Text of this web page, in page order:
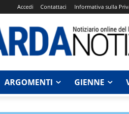
Accedi Contattaci Informativa sulla
ARGOMENTI GIENNE